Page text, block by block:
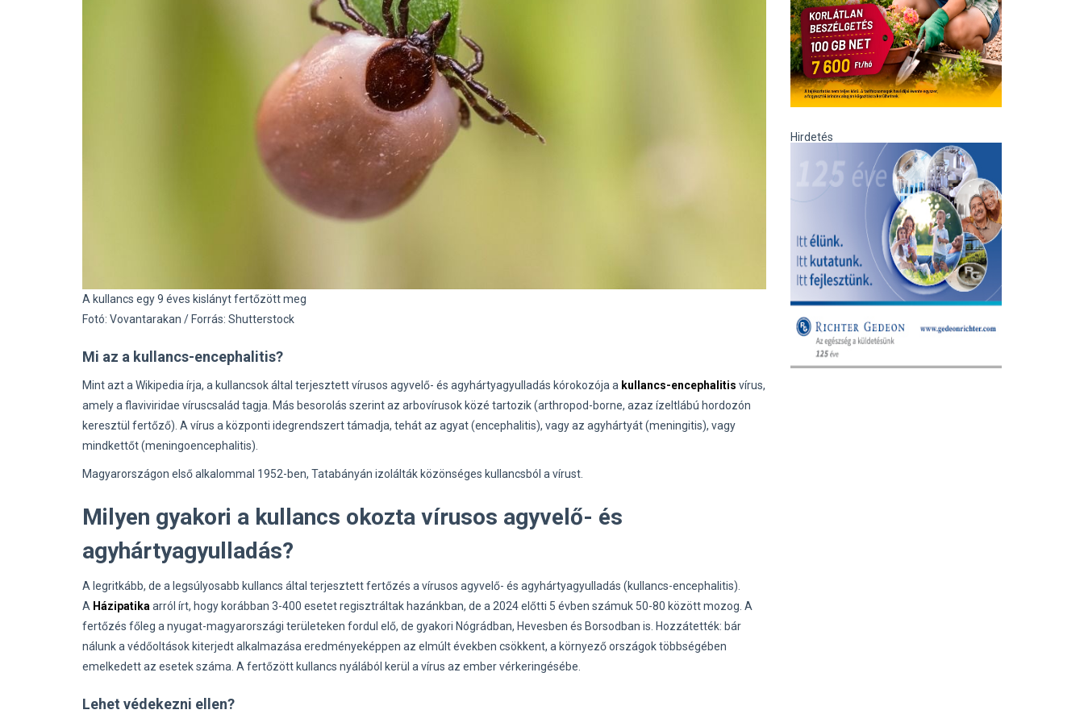
A kullancs egy 9 éves kislányt fertőzött meg
Fotó: Vovantarakan / Forrás: Shutterstock
Mi az a kullancs-encephalitis?
Mint azt a Wikipedia írja, a kullancsok által terjesztett vírusos agyvelő- és agyhártyagyulladás kórokozója a kullancs-encephalitis vírus,
amely a flaviviridae víruscsalád tagja. Más besorolás szerint az arbovírusok közé tartozik (arthropod-borne, azaz ízeltlábú hordozón
keresztül fertőző). A vírus a központi idegrendszert támadja, tehát az agyat (encephalitis), vagy az agyhártyát (meningitis), vagy
mindkettőt (meningoencephalitis).
Magyarországon első alkalommal 1952-ben, Tatabányán izolálták közönséges kullancsból a vírust.
Milyen gyakori a kullancs okozta vírusos agyvelő- és
agyhártyagyulladás?
A legritkább, de a legsúlyosabb kullancs által terjesztett fertőzés a vírusos agyvelő- és agyhártyagyulladás (kullancs-encephalitis).
A Házipatikaarról írt, hogy korábban 3-400 esetet regisztráltak hazánkban, de a 2024 előtti 5 évben számuk 50-80 között mozog. A
fertőzés főleg a nyugat-magyarországi területeken fordul elő, de gyakori Nógrádban, Hevesben és Borsodban is. Hozzátették: bár
nálunk a védőoltások kiterjedt alkalmazása eredményeképpen az elmúlt években csökkent, a környező országok többségében
emelkedett az esetek száma. A fertőzött kullancs nyálából kerül a vírus az ember vérkeringésébe.
Lehet védekezni ellen?
Hirdetés